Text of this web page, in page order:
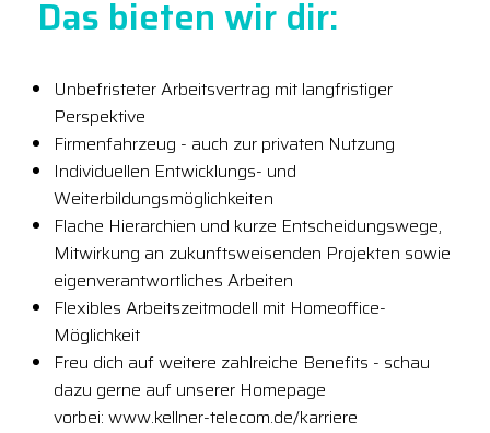
Das bieten wir dir:
Unbefristeter Arbeitsvertrag mit langfristiger
Perspektive
Firmenfahrzeug - auch zur privaten Nutzung
Individuellen Entwicklungs- und
Weiterbildungsmöglichkeiten
Flache Hierarchien und kurze Entscheidungswege,
Mitwirkung an zukunftsweisenden Projekten sowie
eigenverantwortliches Arbeiten
Flexibles Arbeitszeitmodell mit Homeoffice-
Möglichkeit
Freu dich auf weitere zahlreiche Benefits - schau
dazu gerne auf unserer Homepage
vorbei: www.kellner-telecom.de/karriere